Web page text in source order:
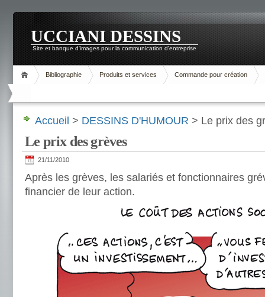
UCCIANI DESSINS
Site et banque d'images pour la communication d'entreprise
Bibliographie Produits et services Commande pour création
Accueil > DESSINS D'HUMOUR > Le prix des
Le prix des grèves
21/11/2010
Après les grèves, les salariés et fonctionnaires
financier de leur action.